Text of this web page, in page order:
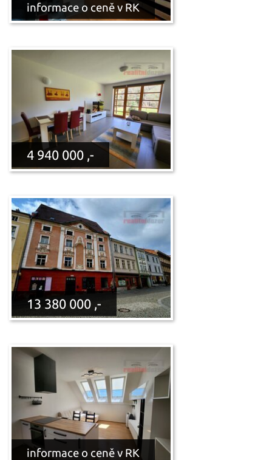
informace o ceně v RK
4 940 000 ,-
13 380 000 ,-
informace o ceně v RK